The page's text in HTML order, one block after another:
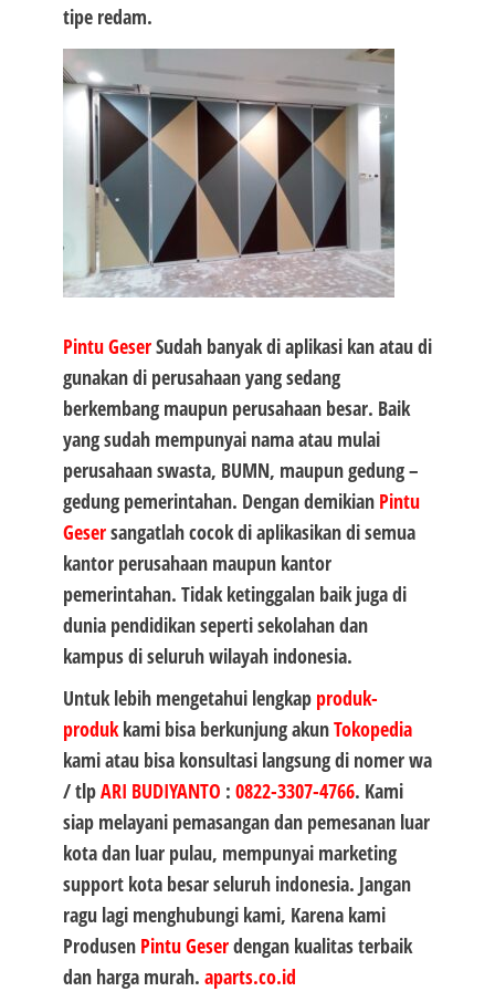
tipe redam.
Pintu GeserSudah banyak di aplikasi kan atau di
gunakan di perusahaan yang sedang
berkembang maupun perusahaan besar. Baik
yang sudah mempunyai nama atau mulai
perusahaan swasta, BUMN, maupun gedung –
gedung pemerintahan. Dengan demikian Pintu
Gesersangatlah cocok di aplikasikan di semua
kantor perusahaan maupun kantor
pemerintahan. Tidak ketinggalan baik juga di
dunia pendidikan seperti sekolahan dan
kampus di seluruh wilayah indonesia.
Untuk lebih mengetahui lengkap produk-
produkkami bisa berkunjung akunTokopedia
kami atau bisa konsultasi langsung di nomer wa
/ tlpARI BUDIYANTO : 0822-3307-4766. Kami
siap melayani pemasangan dan pemesanan luar
kota dan luar pulau, mempunyai marketing
support kota besar seluruh indonesia. Jangan
ragu lagi menghubungi kami, Karena kami
Produsen Pintu Geserdengan kualitas terbaik
dan harga murah. aparts.co.id